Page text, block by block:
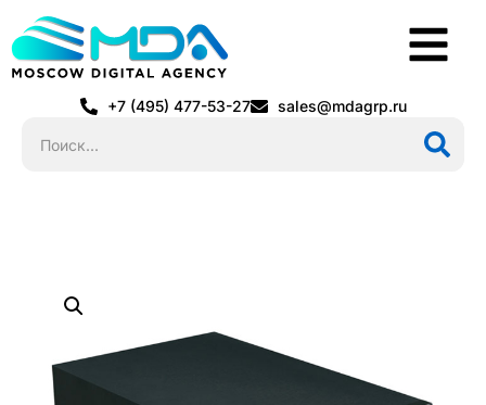
+7 (495) 477-53-27 sales@mdagrp.ru